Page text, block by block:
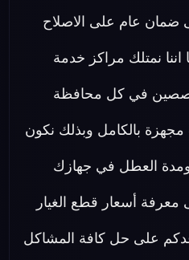
ضمان عام على الاصلاح
اننا نمتلك مراكز خدمة
في كل محافظة
بالكامل وبذلك نكون
العطل في جهازك
أسعار قطع الغيار
على حل كافة المشاكل